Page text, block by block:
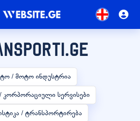
/ მოტო ინდუსტრია
/ კორპორაციული სერვისები
/ ტრანსპორტირება